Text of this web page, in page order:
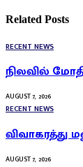
Related Posts
RECENT NEWS
நிலவில்
AUGUST 7, 2026
RECENT NEWS
விவாகரத்து
AUGUST 7, 2026